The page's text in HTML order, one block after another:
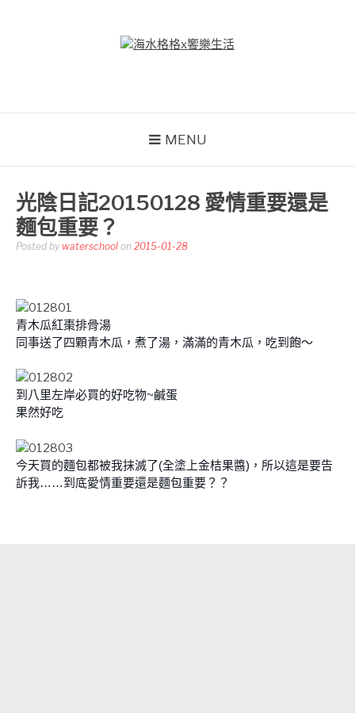
MENU
光陰日記20150128 愛情重要還是
麵包重要？
Posted by waterschool on 2015-01-28
青木瓜紅棗排骨湯
同事送了四顆青木瓜，煮了湯，滿滿的青木瓜，吃到飽～
到八里左岸必買的好吃物~鹹蛋
果然好吃
今天買的麵包都被我抹滅了(全塗上金桔果醬)，所以這是要告
訴我……到底愛情重要還是麵包重要？？